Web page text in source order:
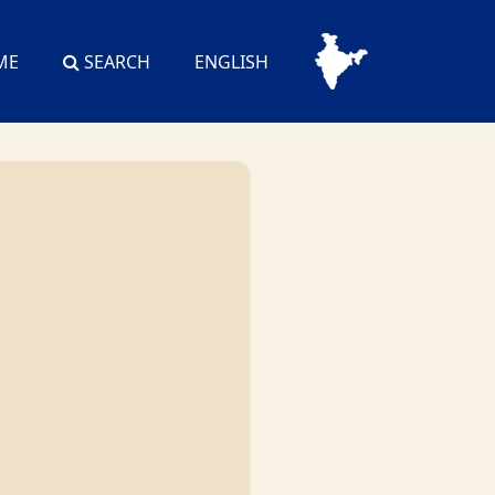
SEARCH ENGLISH